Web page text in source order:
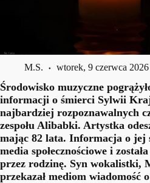
M.S. wtorek, 9 czerwca 2026
Środowisko muzyczne
informacji o śmierci Sylwii
najbardziej rozpoznawalnych
zespołu Alibabki. Artystka
mając 82 lata. Informacja o jej
media społecznościowe i
przez rodzinę. Syn wokalistki,
przekazał mediom wiadomość